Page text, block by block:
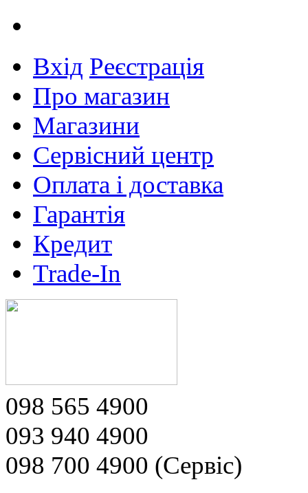
Вхід Реєстрація
Про магазин
Магазини
Сервісний центр
Оплата і доставка
Гарантія
Кредит
Trade-In
098 565 4900
093 940 4900
098 700 4900 (Сервіс)